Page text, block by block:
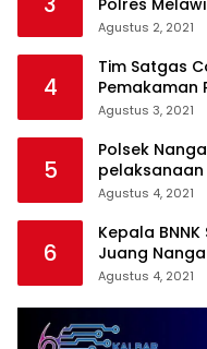
Agustus 2, 2021
4
Tim Satgas
Pemakaman
Agustus 3, 2021
5
Polsek
Agustus 4, 2021
6
Kepala
Juang Nanga
Agustus 4, 2021